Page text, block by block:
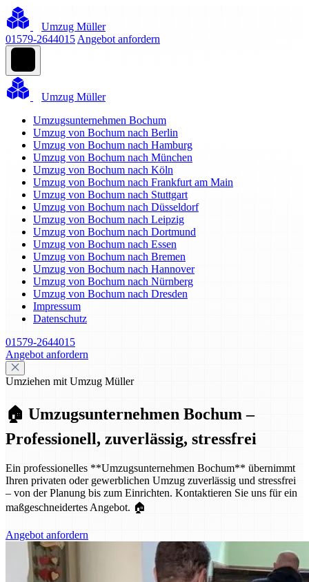
Umzug Müller
01579-2644015 Angebot anfordern
Umzug Müller
Umzugsunternehmen Bochum
Umzug von Bochum nach Berlin
Umzug von Bochum nach Hamburg
Umzug von Bochum nach München
Umzug von Bochum nach Köln
Umzug von Bochum nach Frankfurt am Main
Umzug von Bochum nach Stuttgart
Umzug von Bochum nach Düsseldorf
Umzug von Bochum nach Leipzig
Umzug von Bochum nach Dortmund
Umzug von Bochum nach Essen
Umzug von Bochum nach Bremen
Umzug von Bochum nach Hannover
Umzug von Bochum nach Nürnberg
Umzug von Bochum nach Dresden
Impressum
Datenschutz
01579-2644015
Angebot anfordern
Umziehen mit Umzug Müller
🏠 Umzugsunternehmen Bochum –
Professionell, zuverlässig, stressfrei
Ein professionelles **Umzugsunternehmen Bochum** übernimmt
Ihren privaten oder gewerblichen Umzug zuverlässig und stressfrei
– von der Planung bis zum Einrichten. Kontaktieren Sie uns für ein
maßgeschneidertes Angebot. 🏠
Angebot anfordern